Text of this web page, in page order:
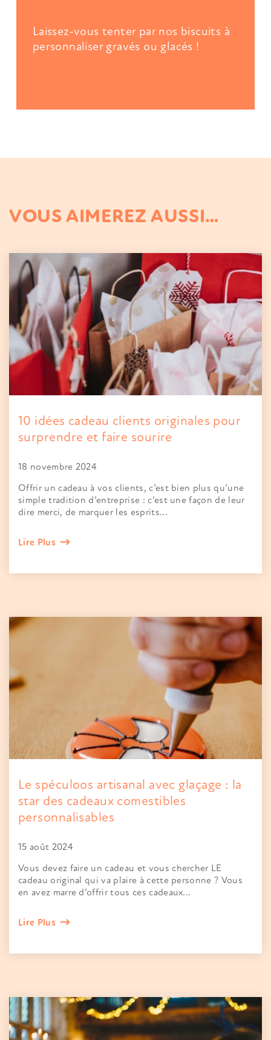
Laissez-vous tenter par nos biscuits à
personnaliser gravés ou glacés !
VOUS AIMEREZ AUSSI…
10 idées cadeau clients originales pour
surprendre et faire sourire
18 novembre 2024
Offrir un cadeau à vos clients, c’est bien plus qu’une
simple tradition d’entreprise : c’est une façon de leur
dire merci, de marquer les esprits...
Lire Plus
Le spéculoos artisanal avec glaçage : la
star des cadeaux comestibles
personnalisables
15 août 2024
Vous devez faire un cadeau et vous chercher LE
cadeau original qui va plaire à cette personne ? Vous
en avez marre d’offrir tous ces cadeaux...
Lire Plus